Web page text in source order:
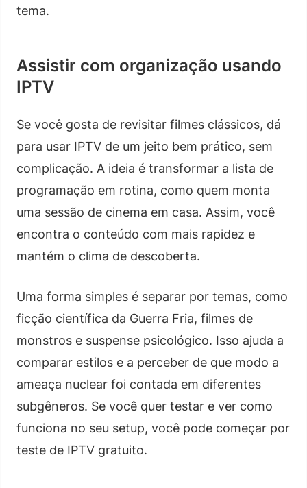
tema.
Assistir com organização usando
IPTV
Se você gosta de revisitar filmes clássicos, dá
para usar IPTV de um jeito bem prático, sem
complicação. A ideia é transformar a lista de
programação em rotina, como quem monta
uma sessão de cinema em casa. Assim, você
encontra o conteúdo com mais rapidez e
mantém o clima de descoberta.
Uma forma simples é separar por temas, como
ficção científica da Guerra Fria, filmes de
monstros e suspense psicológico. Isso ajuda a
comparar estilos e a perceber de que modo a
ameaça nuclear foi contada em diferentes
subgêneros. Se você quer testar e ver como
funciona no seu setup, você pode começar por
teste de IPTV gratuito.